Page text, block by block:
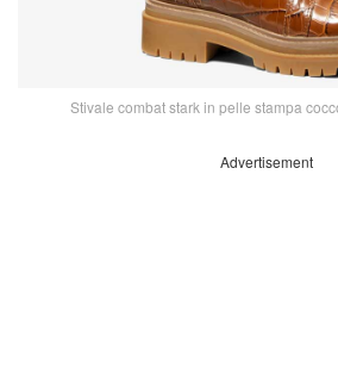
Stivale combat stark in pelle stampa
Advertisement